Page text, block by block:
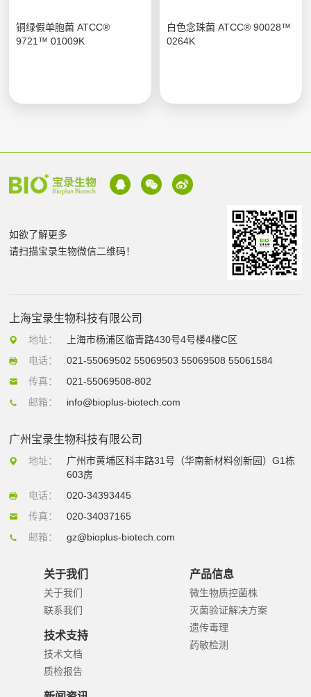
铜绿假单胞菌 ATCC®
9721™ 01009K
白色念珠菌 ATCC® 90028™
0264K
如欲了解更多
请扫描宝录生物微信二维码！
上海宝录生物科技有限公司
地址：
上海市杨浦区临青路430号4号楼4楼C区
电话：
021-55069502 55069503 55069508 55061584
传真：
021-55069508-802
邮箱：
info@bioplus-biotech.com
广州宝录生物科技有限公司
地址：
广州市黄埔区科丰路31号（华南新材料创新园）G1栋
603房
电话：
020-34393445
传真：
020-34037165
邮箱：
gz@bioplus-biotech.com
关于我们
关于我们
联系我们
技术支持
技术文档
质检报告
产品信息
微生物质控菌株
灭菌验证解决方案
遗传毒理
药敏检测